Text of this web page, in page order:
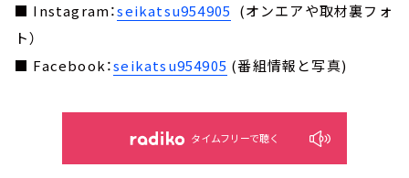
■ Instagram：seikatsu954905 (オンエアや取材裏フォ
ト）
■ Facebook：seikatsu954905 (番組情報と写真)
タイムフリーで聴く